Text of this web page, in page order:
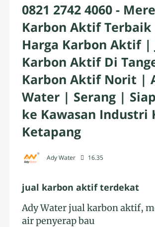
0821 2742 4060 -
Karbon Aktif Terbaik
Harga Karbon Aktif |
Karbon Aktif Di
Karbon Aktif Norit |
Water | Serang |
ke Kawasan Industri
Ketapang
Ady Water 16.35
jual karbon aktif terdekat
Ady Water jual karbon aktif,
air penyerap bau